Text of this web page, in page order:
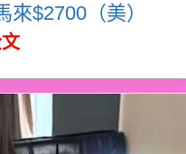
來$2700（美）